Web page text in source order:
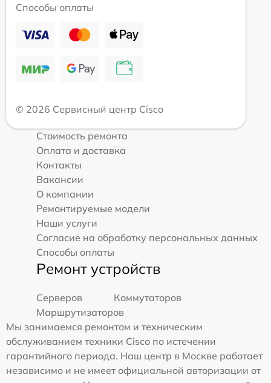
Способы оплаты
© 2026 Сервисный центр Cisco
Стоимость ремонта
Оплата и доставка
Контакты
Вакансии
О компании
Ремонтируемые модели
Наши услуги
Согласие на обработку персональных данных
Способы оплаты
Ремонт устройств
Серверов
Коммутаторов
Маршрутизаторов
Мы занимаемся ремонтом и техническим
обслуживанием техники Cisco по истечении
гарантийного периода. Наш центр в Москве работает
независимо и не имеет официальной авторизации от